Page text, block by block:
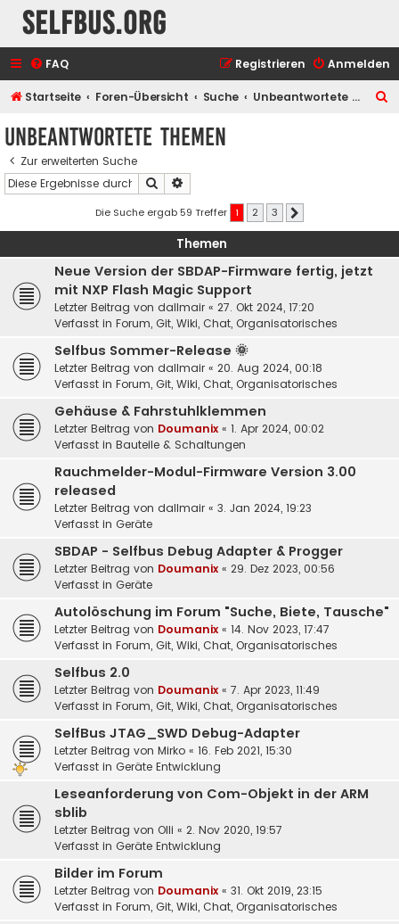
selfbus.org
FAQ Anmelden
Registrieren
Startseite Foren-Übersicht Suche Unbeantwortete Themen
Unbeantwortete Themen
Zur erweiterten Suche
Suche
Die Suche ergab 59 Treffer 1 2 3
Themen
Neue Version der SBDAP-Firmware fertig, jetzt
mit NXP Flash Magic Support
Letzter Beitrag von dallmair « 27. Okt 2024, 17:20
Verfasst in Forum, Git, Wiki, Chat, Organisatorisches
Selfbus Sommer-Release 🌞
Letzter Beitrag von dallmair « 20. Aug 2024, 00:18
Verfasst in Forum, Git, Wiki, Chat, Organisatorisches
Gehäuse & Fahrstuhlklemmen
Letzter Beitrag von Doumanix « 1. Apr 2024, 00:02
Verfasst in Bauteile & Schaltungen
Rauchmelder-Modul-Firmware Version 3.00
released
Letzter Beitrag von dallmair « 3. Jan 2024, 19:23
Verfasst in Geräte
SBDAP - Selfbus Debug Adapter & Progger
Letzter Beitrag von Doumanix « 29. Dez 2023, 00:56
Verfasst in Geräte
Autolöschung im Forum "Suche, Biete, Tausche"
Letzter Beitrag von Doumanix « 14. Nov 2023, 17:47
Verfasst in Forum, Git, Wiki, Chat, Organisatorisches
Selfbus 2.0
Letzter Beitrag von Doumanix « 7. Apr 2023, 11:49
Verfasst in Forum, Git, Wiki, Chat, Organisatorisches
SelfBus JTAG_SWD Debug-Adapter
Letzter Beitrag von Mirko « 16. Feb 2021, 15:30
Verfasst in Geräte Entwicklung
Leseanforderung von Com-Objekt in der ARM
sblib
Letzter Beitrag von Olli « 2. Nov 2020, 19:57
Verfasst in Geräte Entwicklung
Bilder im Forum
Letzter Beitrag von Doumanix « 31. Okt 2019, 23:15
Verfasst in Forum, Git, Wiki, Chat, Organisatorisches